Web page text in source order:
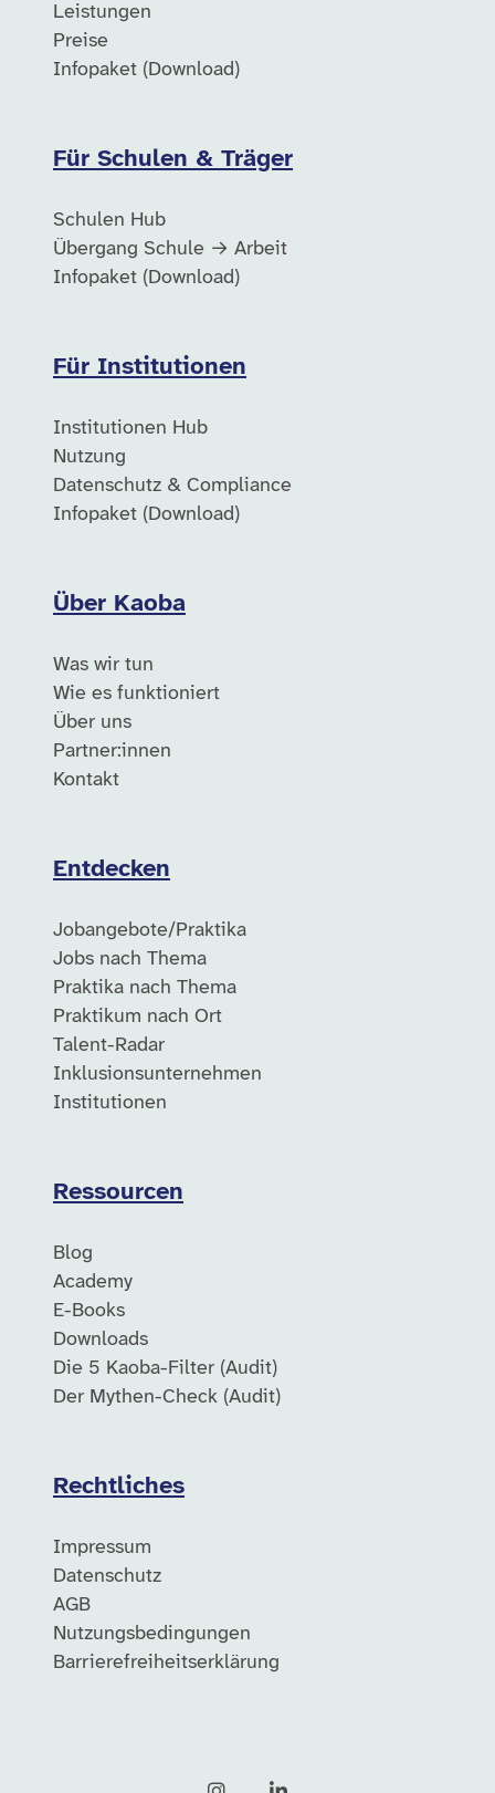
Leistungen
Preise
Infopaket (Download)
Für Schulen & Träger
Schulen Hub
Übergang Schule → Arbeit
Infopaket (Download)
Für Institutionen
Institutionen Hub
Nutzung
Datenschutz & Compliance
Infopaket (Download)
Über Kaoba
Was wir tun
Wie es funktioniert
Über uns
Partner:innen
Kontakt
Entdecken
Jobangebote/Praktika
Jobs nach Thema
Praktika nach Thema
Praktikum nach Ort
Talent-Radar
Inklusionsunternehmen
Institutionen
Ressourcen
Blog
Academy
E-Books
Downloads
Die 5 Kaoba-Filter (Audit)
Der Mythen-Check (Audit)
Rechtliches
Impressum
Datenschutz
AGB
Nutzungsbedingungen
Barrierefreiheitserklärung